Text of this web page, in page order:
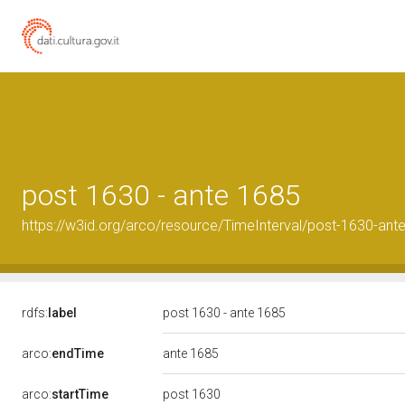
post 1630 - ante 1685
https://w3id.org/arco/resource/TimeInterval/post-1630-
rdfs: label post 1630 - ante 1685
arco:endTime ante 1685
arco:startTime post 1630